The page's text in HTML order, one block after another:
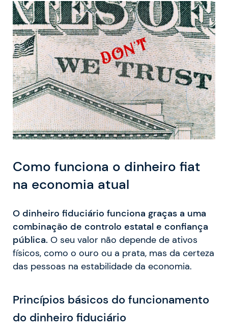
Como funciona o dinheiro fiat
na economia atual
O dinheiro fiduciário funciona graças a uma
combinação de controlo estatal e confiança
pública. O seu valor não depende de ativos
físicos, como o ouro ou a prata, mas da certeza
das pessoas na estabilidade da economia.
Princípios básicos do funcionamento
do dinheiro fiduciário